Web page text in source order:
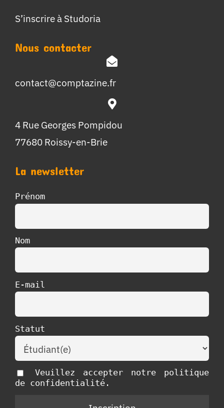
S’inscrire à Studoria
Nous contacter
contact@comptazine.fr
4 Rue Georges Pompidou
77680 Roissy-en-Brie
La newsletter
Prénom
Nom
E-mail
Statut
Veuillez accepter notre politique
de confidentialité.